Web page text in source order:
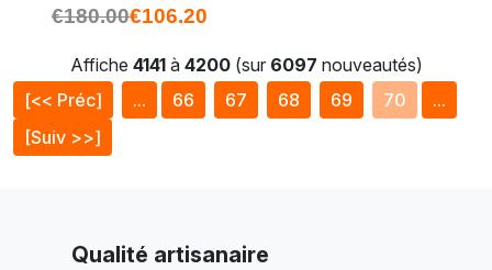
€180.00€106.20
Affiche 4141à 4200(sur 6097 nouveautés)
[<< Préc]
... 66 67 68 69 70
...
[Suiv >>]
Qualité artisanaire